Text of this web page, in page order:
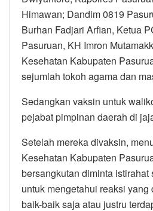
Himawan; Dandim 0819
Burhan Fadjari Arfian, Ketua
Pasuruan, KH Imron
Kesehatan Kabupaten
sejumlah tokoh agama dan
Sedangkan vaksin untuk
pejabat pimpinan daerah di
Setelah mereka divaksin,
Kesehatan Kabupaten
bersangkutan diminta istirahat
untuk mengetahui reaksi
baik-baik saja atau justru